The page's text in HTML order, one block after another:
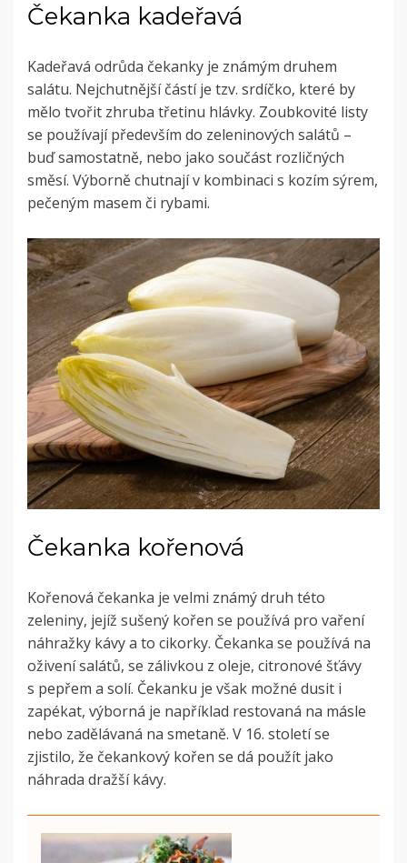
Čekanka kadeřavá
Kadeřavá odrůda čekanky je známým druhem
salátu. Nejchutnější částí je tzv. srdíčko, které by
mělo tvořit zhruba třetinu hlávky. Zoubkovité listy
se používají především do zeleninových salátů –
buď samostatně, nebo jako součást rozličných
směsí. Výborně chutnají v kombinaci s kozím sýrem,
pečeným masem či rybami.
Čekanka kořenová
Kořenová čekanka je velmi známý druh této
zeleniny, jejíž sušený kořen se používá pro vaření
náhražky kávy a to cikorky. Čekanka se používá na
oživení salátů, se zálivkou z oleje, citronové šťávy
s pepřem a solí. Čekanku je však možné dusit i
zapékat, výborná je například restovaná na másle
nebo zadělávaná na smetaně. V 16. století se
zjistilo, že čekankový kořen se dá použít jako
náhrada dražší kávy.